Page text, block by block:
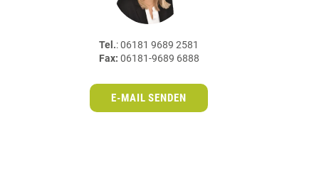
Tel.: 06181 9689 2581
Fax: 06181-9689 6888
E-MAIL SENDEN